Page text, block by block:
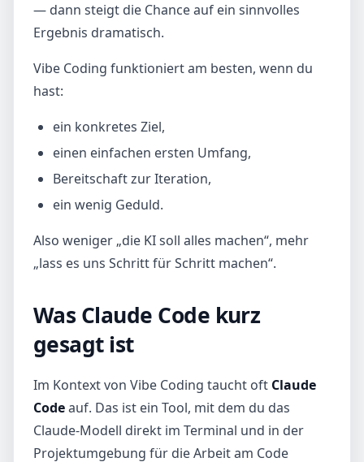
— dann steigt die Chance auf ein sinnvolles
Ergebnis dramatisch.
Vibe Coding funktioniert am besten, wenn du
hast:
ein konkretes Ziel,
einen einfachen ersten Umfang,
Bereitschaft zur Iteration,
ein wenig Geduld.
Also weniger „die KI soll alles machen“, mehr
„lass es uns Schritt für Schritt machen“.
Was Claude Code kurz
gesagt ist
Im Kontext von Vibe Coding taucht oft Claude
Codeauf. Das ist ein Tool, mit dem du das
Claude-Modell direkt im Terminal und in der
Projektumgebung für die Arbeit am Code